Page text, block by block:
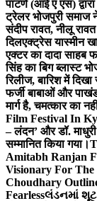
पाटणे (आई ए एस)
ट्रेलर भोजपुरी समाज
संदीप रावत, नीलू
दिलएक्ट्रेस यास्मीन
एक्टर का दादा साहब
सिंह का बिग ब्लास्ट
रिलीज, बारिश में
फर्जी बाबाओं और
मार्ग है, चमत्कार का
Film Festival In
– लंदन’ और डॉ.
सम्मानित किया गया।
Amitabh Ranjan
Visionary For The
Choudhary
Fearlessલંડનમાં